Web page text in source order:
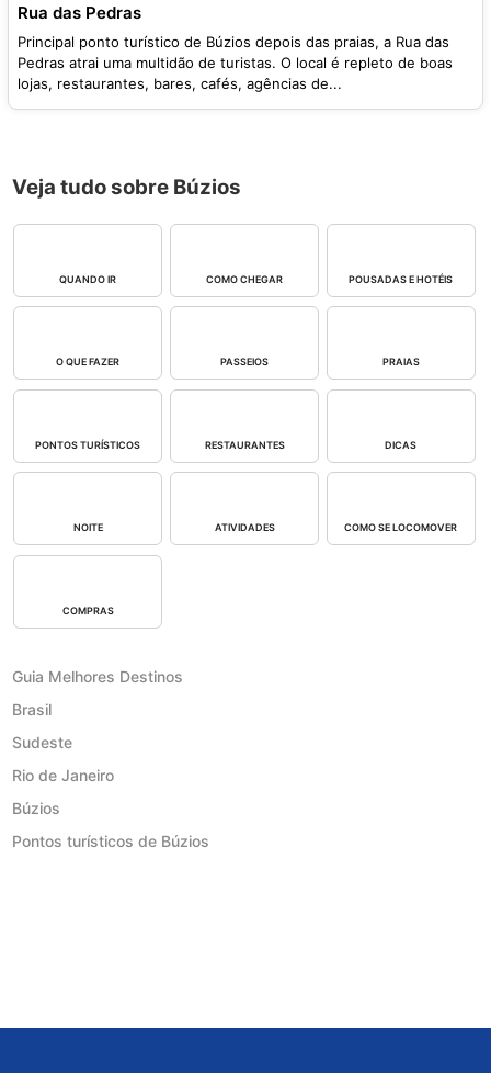
Rua das Pedras
Principal ponto turístico de Búzios depois das praias, a Rua das
Pedras atrai uma multidão de turistas. O local é repleto de boas
lojas, restaurantes, bares, cafés, agências de...
Veja tudo sobre Búzios
QUANDO IR COMO CHEGAR POUSADAS E HOTÉIS
O QUE FAZER PASSEIOS PRAIAS
PONTOS TURÍSTICOS RESTAURANTES DICAS
NOITE ATIVIDADES COMO SE LOCOMOVER
COMPRAS
Guia Melhores Destinos
Brasil
Sudeste
Rio de Janeiro
Búzios
Pontos turísticos de Búzios